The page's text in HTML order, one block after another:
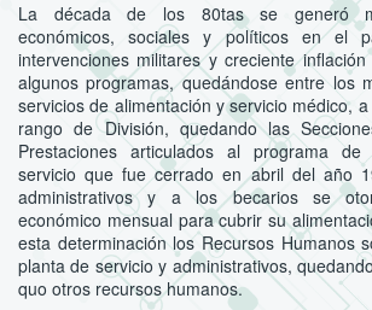
La década de los 80tas se generó
económicos, sociales y políticos en el
intervenciones militares y creciente
algunos programas, quedándose entre los
servicios de alimentación y servicio médico,
rango de División, quedando las
Prestaciones articulados al programa de
servicio que fue cerrado en abril del año
administrativos y a los becarios se
económico mensual para cubrir su
esta determinación los Recursos Humanos
planta de servicio y administrativos,
quo otros recursos humanos.